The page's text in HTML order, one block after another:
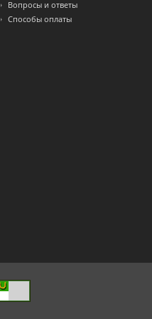
Вопросы и ответы
Способы оплаты